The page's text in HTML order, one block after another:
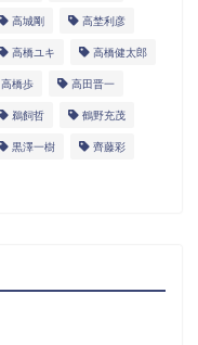
高城剛 高埜利彦
高橋ユキ 高橋健太郎
高橋歩 高田晋一
鵜飼哲 鶴野充茂
黒澤一樹 齊藤彩